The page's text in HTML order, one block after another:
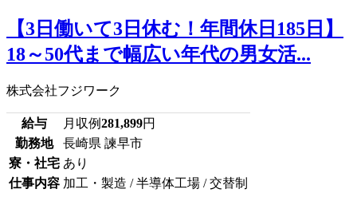
【3日働いて3日休む！年間休日185日】
18～50代まで幅広い年代の男女活...
株式会社フジワーク
給与 月収例281,899円
勤務地
長崎県 諫早市
寮・社宅 あり
仕事内容 加工・製造 / 半導体工場 / 交替制